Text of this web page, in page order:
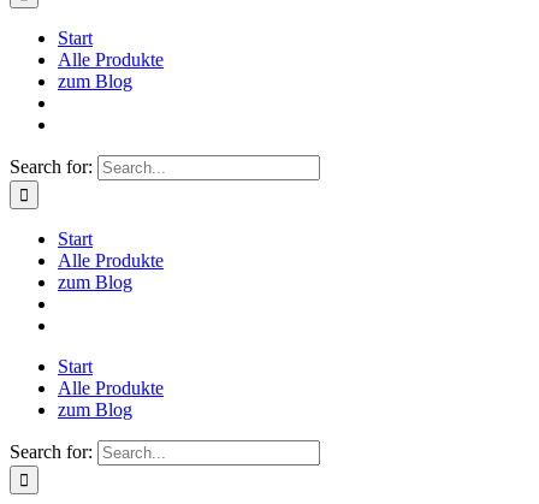
Start
Alle Produkte
zum Blog
Search for:
Start
Alle Produkte
zum Blog
Start
Alle Produkte
zum Blog
Search for: